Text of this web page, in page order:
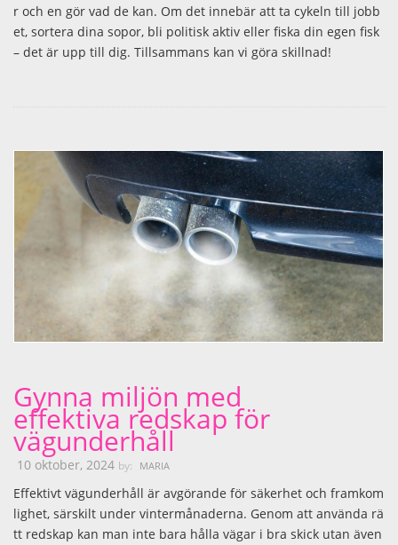
r och en gör vad de kan. Om det innebär att ta cykeln till jobb
et, sortera dina sopor, bli politisk aktiv eller fiska din egen fisk
– det är upp till dig. Tillsammans kan vi göra skillnad!
Gynna miljön med
effektiva redskap för
vägunderhåll
10 oktober, 2024 by: MARIA
Effektivt vägunderhåll är avgörande för säkerhet och framkom
lighet, särskilt under vintermånaderna. Genom att använda rä
tt redskap kan man inte bara hålla vägar i bra skick utan även